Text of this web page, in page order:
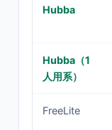
Hubba
Hubba（1
人用系）
FreeLite